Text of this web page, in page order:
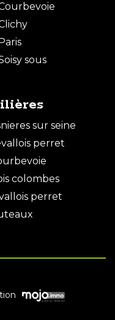
sous
sur seine
perret
colombes
perret